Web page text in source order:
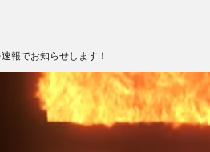
報でお知らせします！